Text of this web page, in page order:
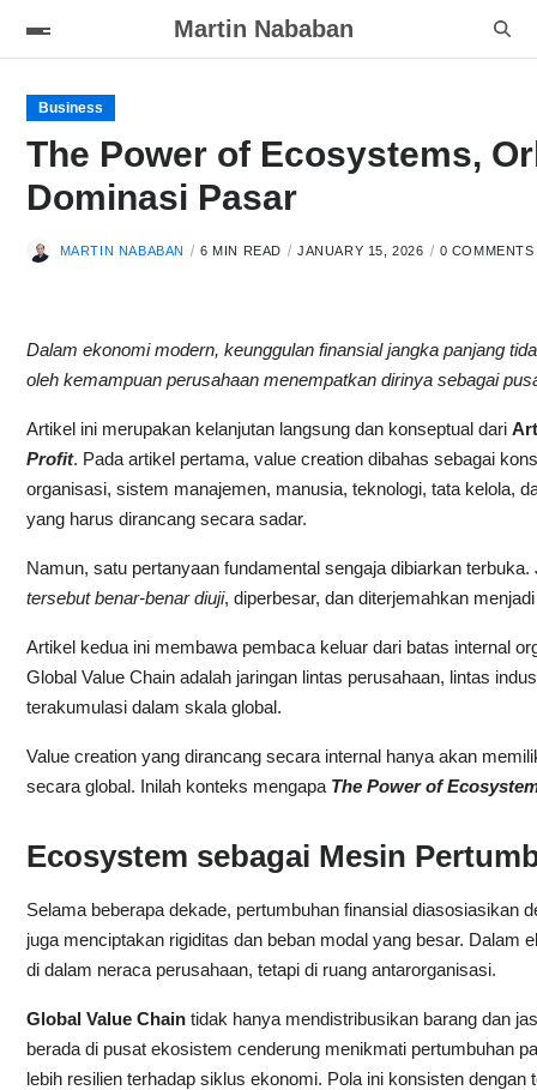
Martin Nababan
Business
The Power of Ecosystems,
Dominasi Pasar
MARTIN NABABAN 6 MIN READ JANUARY 15, 2026 0 COMMENTS
Dalam ekonomi modern, keunggulan finansial jangka panjang
oleh kemampuan perusahaan menempatkan dirinya sebagai
Artikel ini merupakan kelanjutan langsung dan konseptual dari
Profit. Pada artikel pertama, value creation dibahas sebagai
organisasi, sistem manajemen, manusia, teknologi, tata kelola,
yang harus dirancang secara sadar.
Namun, satu pertanyaan fundamental sengaja dibiarkan
tersebut benar-benar diuji, diperbesar, dan diterjemahkan
Artikel kedua ini membawa pembaca keluar dari batas internal
Global Value Chain adalah jaringan lintas perusahaan, lintas
terakumulasi dalam skala global.
Value creation yang dirancang secara internal hanya akan
secara global. Inilah konteks mengapa The Power of
Ecosystem sebagai Mesin
Selama beberapa dekade, pertumbuhan finansial diasosiasikan
juga menciptakan rigiditas dan beban modal yang besar.
di dalam neraca perusahaan, tetapi di ruang antarorganisasi.
Global Value Chaintidak hanya mendistribusikan barang dan
berada di pusat ekosistem cenderung menikmati pertumbuhan
lebih resilien terhadap siklus ekonomi. Pola ini konsisten